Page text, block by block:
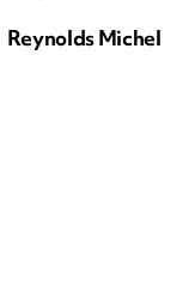
Reynolds Michel